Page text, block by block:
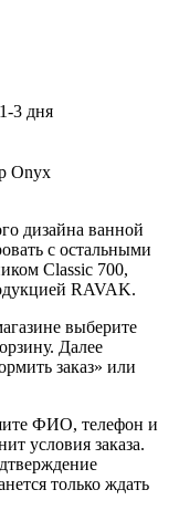
3 дня
Onyx
дизайна ванной
с остальными
Classic 700,
RAVAK.
выберите
Далее
заказ» или
ФИО, телефон и
условия заказа.
только ждать